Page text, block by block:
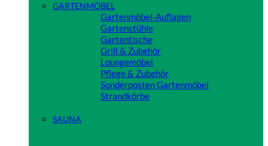
GARTENMÖBEL
Gartenmöbel-Auflagen
Gartenstühle
Gartentische
Grill & Zubehör
Loungemöbel
Pflege & Zubehör
Sonderposten Gartenmöbel
Strandkörbe
SAUNA